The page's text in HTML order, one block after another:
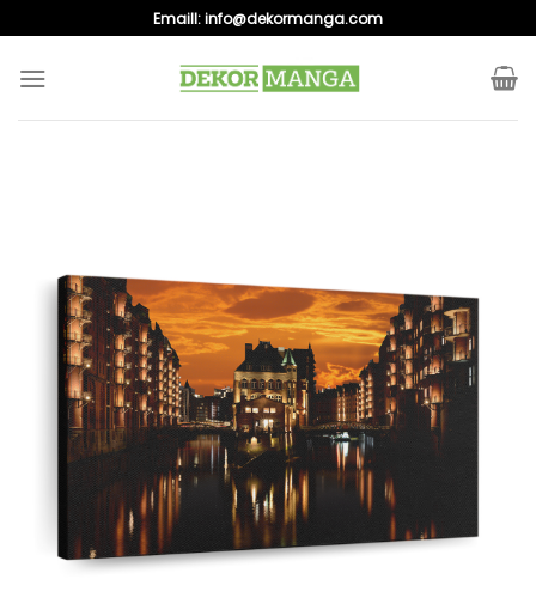
to
content
Emaill:info@dekormanga.com